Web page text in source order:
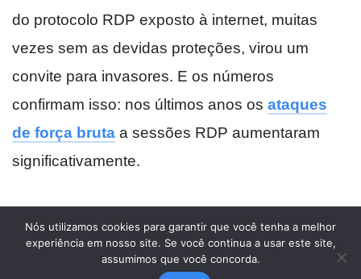
Nós utilizamos cookies para garantir que você tenha a melhor
experiência em nosso site. Se você continua a usar este site,
assumimos que você concorda.